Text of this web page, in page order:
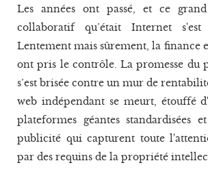
Les années ont passé, et ce
collaboratif qu’était Internet s'est
Lentement mais sûrement, la finance
ont pris le contrôle. La promesse du
s’est brisée contre un mur de
web indépendant se meurt, étouffé
plateformes géantes standardisées
publicité qui capturent toute
par des requins de la propriété